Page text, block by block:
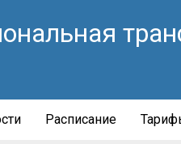
Расписание